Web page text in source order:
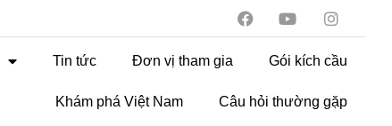
Tin tức Đơn vị tham gia Gói kích cầu
Khám phá Việt Nam Câu hỏi thường gặp